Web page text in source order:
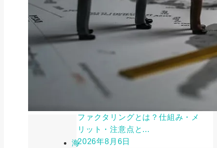
海
ファクタリングとは？仕組み・メ
リット・注意点と...
2026年8月6日